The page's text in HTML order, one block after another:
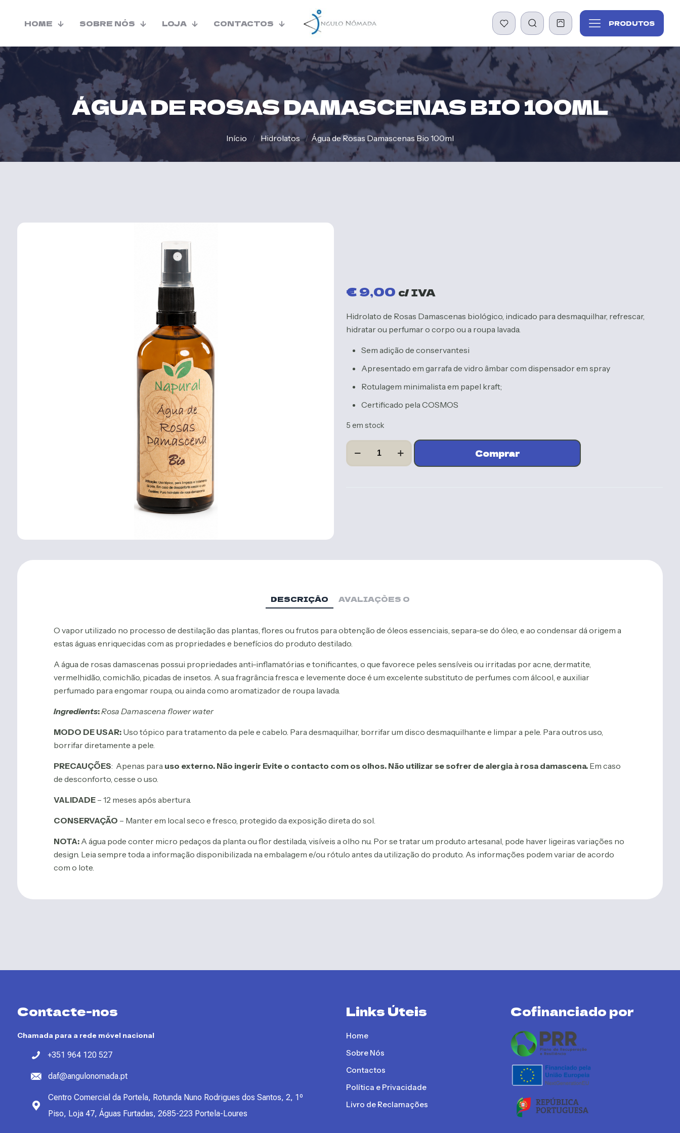
HOME SOBRE NÓS LOJA CONTACTOS PRODUTOS
ÁGUA DE ROSAS DAMASCENAS BIO 100ML
Início / Hidrolatos / Água de Rosas Damascenas Bio 100ml
€9,00 c/ IVA
Hidrolato de Rosas Damascenas biológico, indicado para desmaquilhar, refrescar,
hidratar ou perfumar o corpo ou a roupa lavada.
Sem adição de conservantesi
Apresentado em garrafa de vidro âmbar com dispensador em spray
Rotulagem minimalista em papel kraft;
Certificado pela COSMOS
5 em stock
Quantidade
de
Adicionar
DESCRIÇÃO AVALIAÇÕES 0
O vapor utilizado no processo de destilação das plantas, flores ou frutos para obtenção de óleos essenciais, separa-se do óleo, e ao condensar dá origem a
estas águas enriquecidas com as propriedades e benefícios do produto destilado.
A água de rosas damascenas possui propriedades anti-inflamatórias e tonificantes, o que favorece peles sensíveis ou irritadas por acne, dermatite,
vermelhidão, comichão, picadas de insetos. A sua fragrância fresca e levemente doce é um excelente substituto de perfumes com álcool, e auxiliar
perfumado para engomar roupa, ou ainda como aromatizador de roupa lavada.
Ingredients:Rosa Damascena flower water
MODO DE USAR:Uso tópico para tratamento da pele e cabelo. Para desmaquilhar, borrifar um disco desmaquilhante e limpar a pele. Para outros uso,
borrifar diretamente a pele.
PRECAUÇÕES: Apenas para uso externo. Não ingerir Evite o contacto com os olhos. Não utilizar se sofrer de alergia à rosa damascena.Em caso
de desconforto, cesse o uso.
VALIDADE– 12 meses após abertura.
CONSERVAÇÃO – Manter em local seco e fresco, protegido da exposição direta do sol.
NOTA:A água pode conter micro pedaços da planta ou flor destilada, visíveis a olho nu. Por se tratar um produto artesanal, pode haver ligeiras variações no
design. Leia sempre toda a informação disponibilizada na embalagem e/ou rótulo antes da utilização do produto. As informações podem variar de acordo
com o lote.
Contacte-nos
Chamada para a rede móvel nacional
+351 964 120 527
daf@angulonomada.pt
Centro Comercial da Portela, Rotunda Nuno Rodrigues dos Santos, 2, 1º
Piso, Loja 47, Águas Furtadas, 2685-223 Portela-Loures
Links Úteis
Home
Sobre Nós
Contactos
Política e Privacidade
Livro de Reclamações
Cofinanciado por